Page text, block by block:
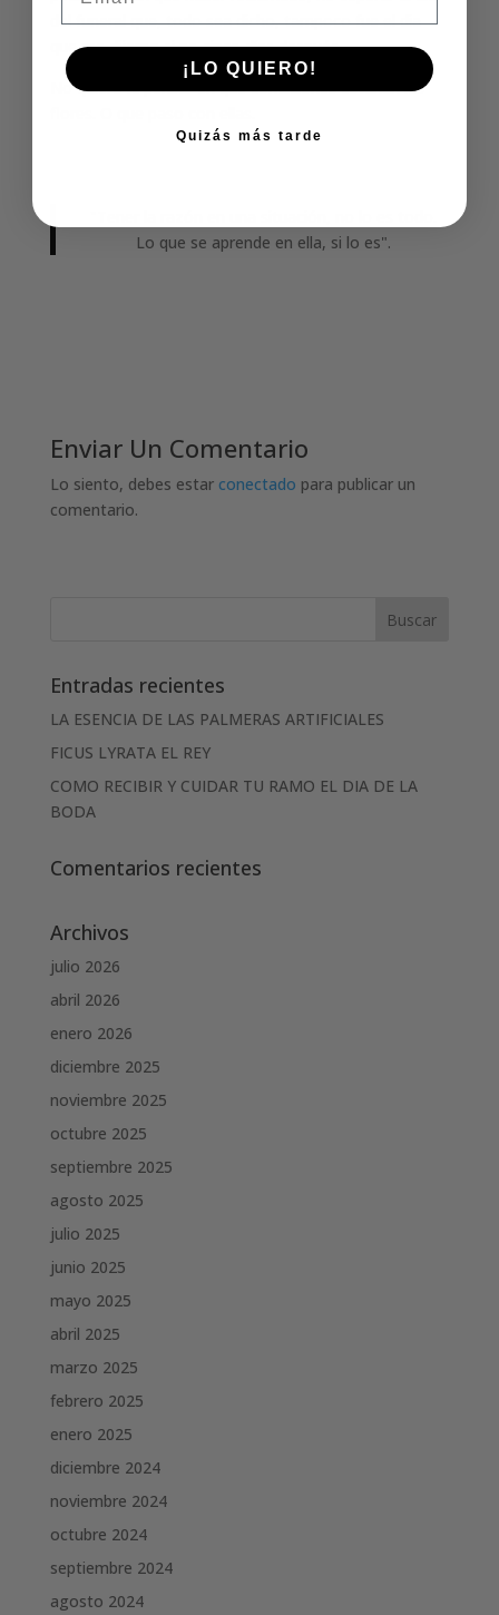
del funeral que, todo sea dicho, tampoco fue el dia
que me dijeron si no cinco días después.
No quiero ni pensar en que condiciones estarían las
Lo que se aprende en ella, si lo es".
Enviar Un Comentario
Lo siento, debes estar conectado para publicar un
comentario.
Entradas recientes
LA ESENCIA DE LAS PALMERAS ARTIFICIALES
FICUS LYRATA EL REY
COMO RECIBIR Y CUIDAR TU RAMO EL DIA DE LA
BODA
Comentarios recientes
Archivos
julio 2026
abril 2026
enero 2026
diciembre 2025
noviembre 2025
octubre 2025
septiembre 2025
agosto 2025
julio 2025
junio 2025
mayo 2025
abril 2025
marzo 2025
febrero 2025
enero 2025
diciembre 2024
noviembre 2024
octubre 2024
septiembre 2024
agosto 2024
¡LO QUIERO!
Quizás más tarde